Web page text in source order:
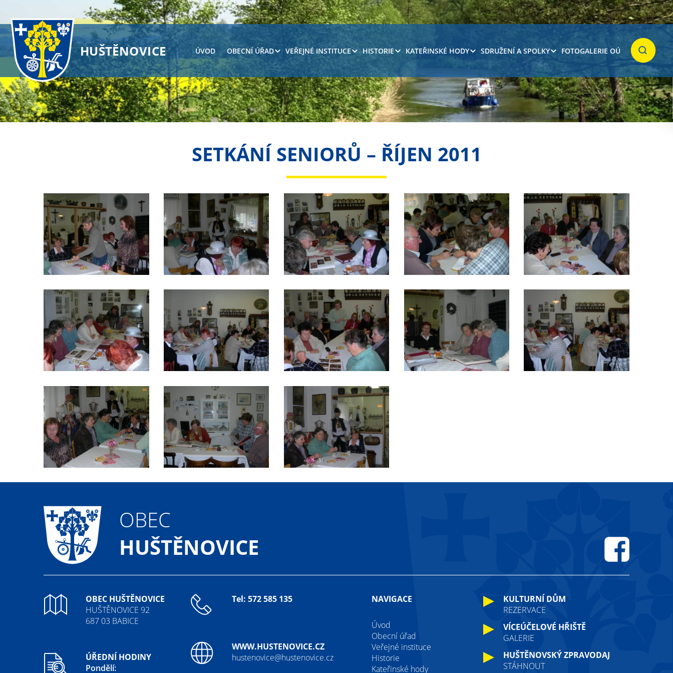
HUŠTĚNOVICE ÚVOD OBECNÍ ÚŘAD VEŘEJNÉ INSTITUCE HISTORIE KATEŘINSKÉ HODY SDRUŽENÍ A SPOLKY FOTOGALERIE OÚ
Hledat
SETKÁNÍ SENIORŮ – ŘÍJEN 2011
OBEC
HUŠTĚNOVICE
OBEC HUŠTĚNOVICE
HUŠTĚNOVICE 92
687 03 BABICE
ÚŘEDNÍ HODINY
Pondělí:
Tel: 572 585 135
WWW.HUSTENOVICE.CZ
hustenovice@hustenovice.cz
NAVIGACE
Úvod
Obecní úřad
Veřejné instituce
Historie
Kateřinské hody
KULTURNÍ DŮM
REZERVACE
VÍCEÚČELOVÉ HŘIŠTĚ
GALERIE
HUŠTĚNOVSKÝ ZPRAVODAJ
STÁHNOUT